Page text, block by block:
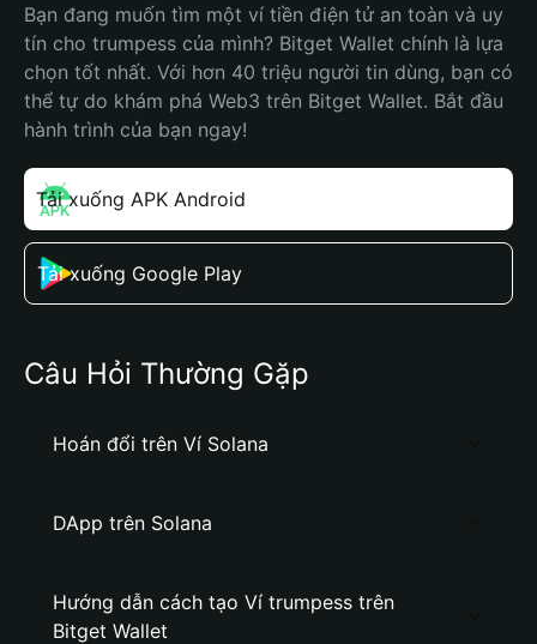
Bạn đang muốn tìm một ví tiền điện tử an toàn và uy
tín cho trumpess của mình? Bitget Wallet chính là lựa
chọn tốt nhất. Với hơn 40 triệu người tin dùng, bạn có
thể tự do khám phá Web3 trên Bitget Wallet. Bắt đầu
hành trình của bạn ngay!
Tải xuống APK Android
Tải xuống Google Play
Câu Hỏi Thường Gặp
Hoán đổi trên Ví Solana
DApp trên Solana
Hướng dẫn cách tạo Ví trumpess trên
Bitget Wallet